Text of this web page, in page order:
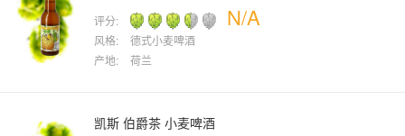
评分: N/A
风格:
德式小麦啤酒
产地:
荷兰
凯斯 伯爵茶 小麦啤酒